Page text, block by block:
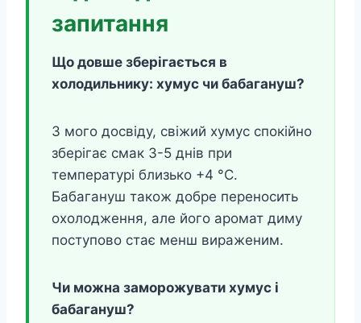
запитання
Що довше зберігається в
холодильнику: хумус чи бабагануш?
З мого досвіду, свіжий хумус спокійно
зберігає смак 3-5 днів при
температурі близько +4 °C.
Бабагануш також добре переносить
охолодження, але його аромат диму
поступово стає менш вираженим.
Чи можна заморожувати хумус і
бабагануш?